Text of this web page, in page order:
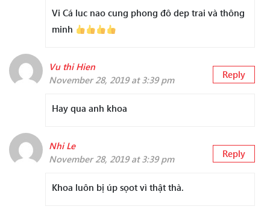
Vi Cá luc nao cung phong đô dep trai và thông
minh
Vu thi Hien
November 28, 2019 at 3:39 pm
Reply
Hay qua anh khoa
Nhi Le
November 28, 2019 at 3:39 pm
Reply
Khoa luôn bị úp sọot vì thật thà.